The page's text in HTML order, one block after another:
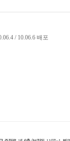
/ 10.06.6 배포